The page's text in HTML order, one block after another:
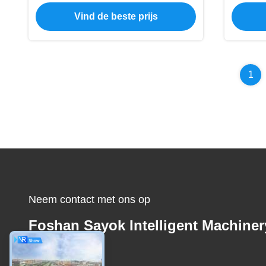
Schroef Tellende Verpakking
Machine van de de
Delenverpakking
Vind de beste prijs
1
Neem contact met ons op
Foshan Sayok Intelligent
Co., Ltd.，